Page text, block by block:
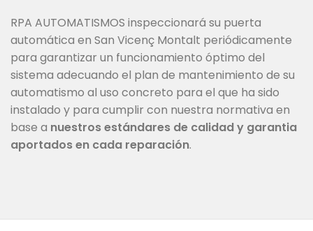
RPA AUTOMATISMOS inspeccionará su puerta
automática en San Vicenç Montalt periódicamente
para garantizar un funcionamiento óptimo del
sistema adecuando el plan de mantenimiento de su
automatismo al uso concreto para el que ha sido
instalado y para cumplir con nuestra normativa en
base a nuestros estándares de calidad y garantia
aportados en cada reparación.